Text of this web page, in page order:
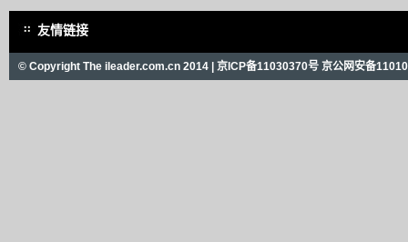
友情链接
© Copyright The ileader.com.cn 2014 | 京ICP备11030370号 京公网安备